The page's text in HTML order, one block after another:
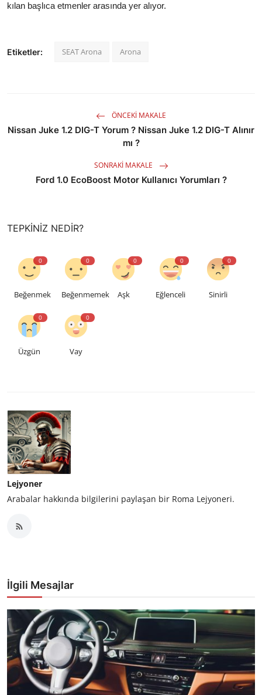
kılan başlıca etmenler arasında yer alıyor.
Etiketler: SEAT Arona Arona
ÖNCEKI MAKALE
Nissan Juke 1.2 DIG-T Yorum ? Nissan Juke 1.2 DIG-T Alınır
mı ?
SONRAKI MAKALE
Ford 1.0 EcoBoost Motor Kullanıcı Yorumları ?
TEPKINIZ NEDIR?
0
Beğenmek
0
Beğenmemek
0
Aşk
0
Eğlenceli
0
Sinirli
0
Üzgün
0
Vay
Lejyoner
Arabalar hakkında bilgilerini paylaşan bir Roma Lejyoneri.
İlgili Mesajlar